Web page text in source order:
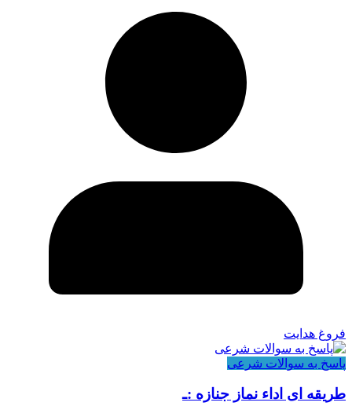
فروغ هدایت
پاسخ به سوالات شرعی
طریقه ای اداء نماز جنازه :ـ